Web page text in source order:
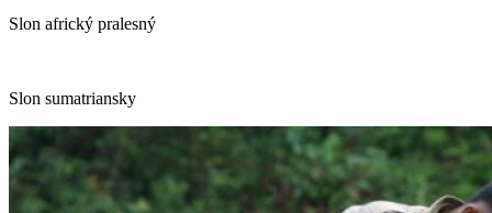
Slon africký pralesný
Slon sumatriansky